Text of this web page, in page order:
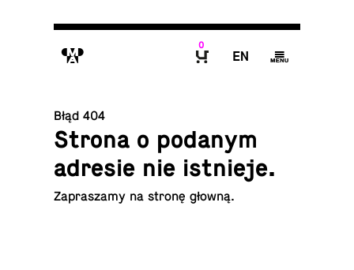
M
0
E g
Błąd 404
Strona o podanym
adresie nie istnieje.
Za­pra­sza­my na stronę głowną.